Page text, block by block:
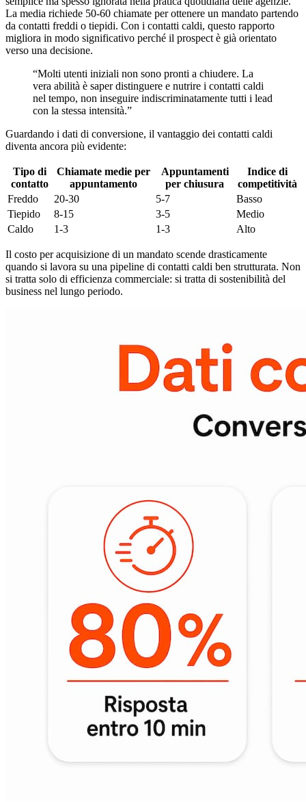
La media richiede 50-60 chiamate per ottenere un mandato partendo
da contatti freddi o tiepidi. Con i contatti caldi, questo rapporto
migliora in modo significativo perché il prospect è già orientato
verso una decisione.
“Molti utenti iniziali non sono pronti a chiudere. La
vera abilità è saper distinguere e nutrire i contatti caldi
nel tempo, non inseguire indiscriminatamente tutti i lead
con la stessa intensità.”
Guardando i dati di conversione, il vantaggio dei contatti caldi
diventa ancora più evidente:
Tipo di
contatto
Chiamate medie per
appuntamento
Appuntamenti
per chiusura
Indice di
competitività
Freddo
20-30 5-7
Basso
Tiepido
8-15 3-5
Medio
Caldo
1-3 1-3 Alto
Il costo per acquisizione di un mandato scende drasticamente
quando si lavora su una pipeline di contatti caldi ben strutturata. Non
si tratta solo di efficienza commerciale: si tratta di sostenibilità del
business nel lungo periodo.